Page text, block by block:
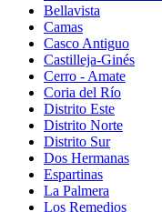
Bellavista
Camas
Casco Antiguo
Castilleja-Ginés
Cerro - Amate
Coria del Río
Distrito Este
Distrito Norte
Distrito Sur
Dos Hermanas
Espartinas
La Palmera
Los Remedios